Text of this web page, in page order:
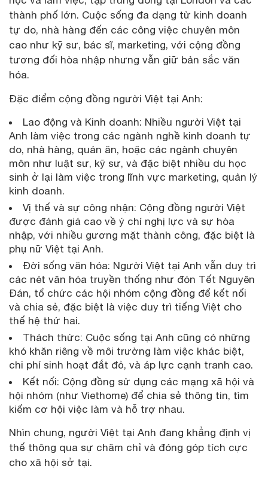
thành phố lớn. Cuộc sống đa dạng từ kinh doanh
tự do, nhà hàng đến các công việc chuyên môn
cao như kỹ sư, bác sĩ, marketing, với cộng đồng
tương đối hòa nhập nhưng vẫn giữ bản sắc văn
hóa.
Đặc điểm cộng đồng người Việt tại Anh:
Lao động và Kinh doanh: Nhiều người Việt tại
Anh làm việc trong các ngành nghề kinh doanh tự
do, nhà hàng, quán ăn, hoặc các ngành chuyên
môn như luật sư, kỹ sư, và đặc biệt nhiều du học
sinh ở lại làm việc trong lĩnh vực marketing, quản lý
kinh doanh.
Vị thế và sự công nhận: Cộng đồng người Việt
được đánh giá cao về ý chí nghị lực và sự hòa
nhập, với nhiều gương mặt thành công, đặc biệt là
phụ nữ Việt tại Anh.
Đời sống văn hóa: Người Việt tại Anh vẫn duy trì
các nét văn hóa truyền thống như đón Tết Nguyên
Đán, tổ chức các hội nhóm cộng đồng để kết nối
và chia sẻ, đặc biệt là việc duy trì tiếng Việt cho
thế hệ thứ hai.
Thách thức: Cuộc sống tại Anh cũng có những
khó khăn riêng về môi trường làm việc khác biệt,
chi phí sinh hoạt đắt đỏ, và áp lực cạnh tranh cao.
Kết nối: Cộng đồng sử dụng các mạng xã hội và
hội nhóm (như Viethome) để chia sẻ thông tin, tìm
kiếm cơ hội việc làm và hỗ trợ nhau.
Nhìn chung, người Việt tại Anh đang khẳng định vị
thế thông qua sự chăm chỉ và đóng góp tích cực
cho xã hội sở tại.